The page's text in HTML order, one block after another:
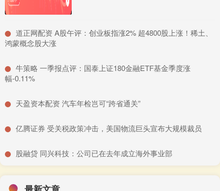
​道正网配资 A股午评：创业板指涨2% 超4800股上涨！稀土、
鸿蒙概念股大涨
​牛策略 一季报点评：国泰上证180金融ETF基金季度涨
幅-0.11%
​天盈资本配资 汽车年检岂可“跨省通关”
​亿腾证券 受关税政策冲击，美国物流巨头宣布大规模裁员
​股融贷 同兴科技：公司已在去年成立海外事业部